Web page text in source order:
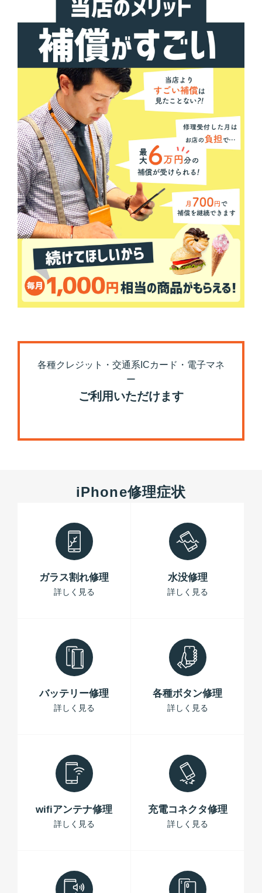
各種クレジット・交通系ICカード・電子マネ
ー
ご利用いただけます
iPhone修理症状
ガラス割れ修理
詳しく見る
水没修理
詳しく見る
バッテリー修理
詳しく見る
各種ボタン修理
詳しく見る
wifiアンテナ修理
詳しく見る
充電コネクタ修理
詳しく見る